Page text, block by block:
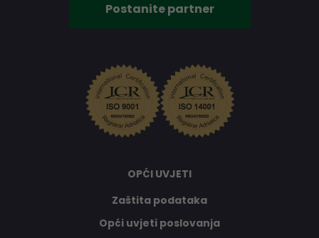
Postanite partner
OPĆI UVJETI
Zaštita podataka
Opći uvjeti poslovanja